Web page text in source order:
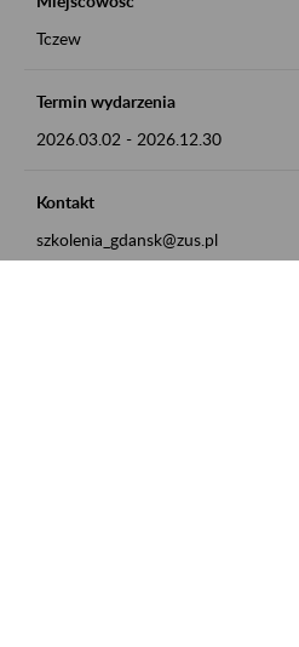
Tczew
Termin wydarzenia
2026.03.02 - 2026.12.30
Kontakt
szkolenia_gdansk@zus.pl